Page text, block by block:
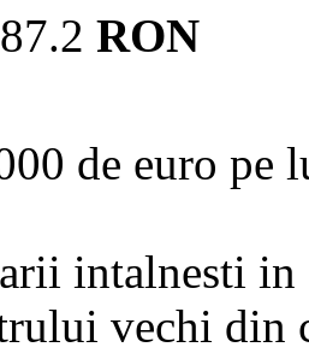
87.2 RON
de euro pe
intalnesti
vechi din